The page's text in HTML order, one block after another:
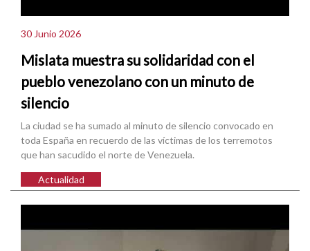
30 Junio 2026
Mislata muestra su solidaridad con el
pueblo venezolano con un minuto de
silencio
La ciudad se ha sumado al minuto de silencio convocado en
toda España en recuerdo de las víctimas de los terremotos
que han sacudido el norte de Venezuela.
Actualidad